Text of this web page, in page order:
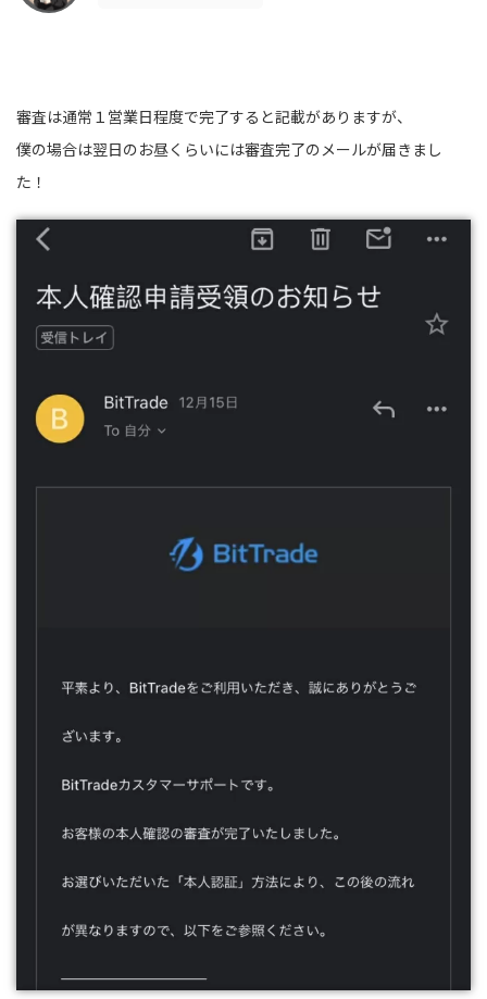
審査は通常１営業日程度で完了すると記載がありますが、
僕の場合は翌日のお昼くらいには審査完了のメールが届きまし
た！